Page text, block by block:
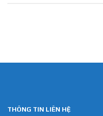
THÔNG TIN LIÊN HỆ